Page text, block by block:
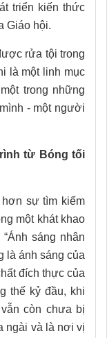
triển kiến thức
Giáo hội.
rửa tội trong
là một linh mục
trong những
- một người
từ Bóng tối
sự tìm kiếm
một khát khao
sáng nhân
là ánh sáng của
đích thực của
thế kỷ đầu, khi
còn chưa bị
ngài và là nơi vị